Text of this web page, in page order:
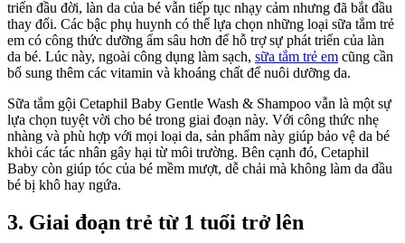
triển đầu đời, làn da của bé vẫn tiếp tục nhạy cảm nhưng đã bắt đầu
thay đổi. Các bậc phụ huynh có thể lựa chọn những loại sữa tắm trẻ
em có công thức dưỡng ẩm sâu hơn để hỗ trợ sự phát triển của làn
da bé. Lúc này, ngoài công dụng làm sạch, sữa tắm trẻ em cũng cần
bổ sung thêm các vitamin và khoáng chất để nuôi dưỡng da.
Sữa tắm gội Cetaphil Baby Gentle Wash & Shampoo vẫn là một sự
lựa chọn tuyệt vời cho bé trong giai đoạn này. Với công thức nhẹ
nhàng và phù hợp với mọi loại da, sản phẩm này giúp bảo vệ da bé
khỏi các tác nhân gây hại từ môi trường. Bên cạnh đó, Cetaphil
Baby còn giúp tóc của bé mềm mượt, dễ chải mà không làm da đầu
bé bị khô hay ngứa.
3. Giai đoạn trẻ từ 1 tuổi trở lên